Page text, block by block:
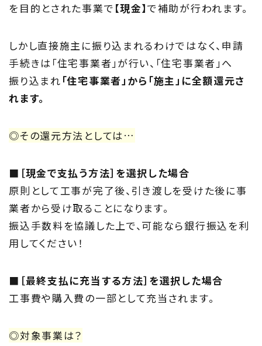
ウッド・コミュ二ケーション
Philosophy
私たちの目指す家づくり
Members
Project
私たちの取り組み
Information
Maintenance
を目的とされた事業で 【現金】で補助が行われます。
しかし直接施主に振り込まれるわけではなく、申請
手続きは「住宅事業者」が行い、「住宅事業者」へ
振り込まれ 「住宅事業者」から「施主」に全額還元さ
れます。
◎その還元方法としては…
■［現金で支払う方法］を選択した場合
原則として工事が完了後、引き渡しを受けた後に事
業者から受け取ることになります。
振込手数料を協議した上で、可能なら銀行振込を利
用してください！
■［最終支払に充当する方法］を選択した場合
工事費や購入費の一部として充当されます。
◎対象事業は？